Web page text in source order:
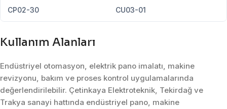
CP02-30 CU03-01
Kullanım Alanları
Endüstriyel otomasyon, elektrik pano imalatı, makine
revizyonu, bakım ve proses kontrol uygulamalarında
değerlendirilebilir. Çetinkaya Elektroteknik, Tekirdağ ve
Trakya sanayi hattında endüstriyel pano, makine